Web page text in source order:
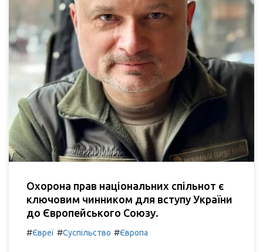
Охорона прав національних спільнот є
ключовим чинником для вступу України
до Європейського Союзу.
#Євреї #Суспільство #Європа